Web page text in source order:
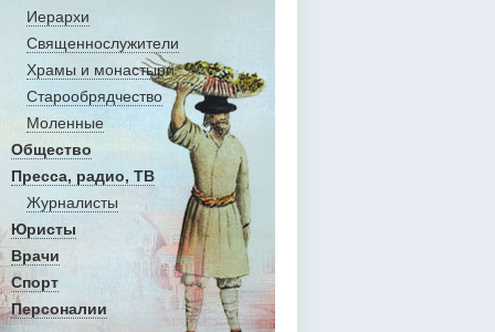
Иерархи
Священнослужители
Храмы и монастыри
Старообрядчество
Моленные
Общество
Пресса, радио, ТВ
Журналисты
Юристы
Врачи
Спорт
Персоналии